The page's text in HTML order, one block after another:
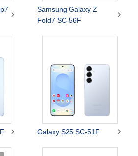

Samsung Galaxy Z
Fold7 SC-56F

 Galaxy S25 SC-51F 